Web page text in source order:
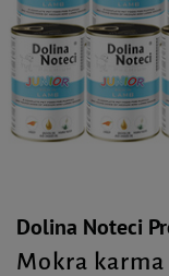
Dolina Noteci
Mokra